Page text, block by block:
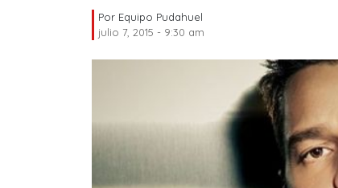
Por Equipo Pudahuel
julio 7, 2015 - 9:30 am